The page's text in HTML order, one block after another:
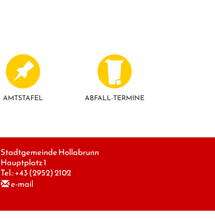
AMTSTAFEL ABFALL-TERMINE
Stadtgemeinde Hollabrunn
Hauptplatz 1
Tel.:+43 (2952) 2102
e-mail